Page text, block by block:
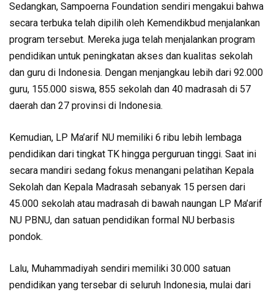
Sedangkan, Sampoerna Foundation sendiri mengakui bahwa
secara terbuka telah dipilih oleh Kemendikbud menjalankan
program tersebut. Mereka juga telah menjalankan program
pendidikan untuk peningkatan akses dan kualitas sekolah
dan guru di Indonesia. Dengan menjangkau lebih dari 92.000
guru, 155.000 siswa, 855 sekolah dan 40 madrasah di 57
daerah dan 27 provinsi di Indonesia.
Kemudian, LP Ma’arif NU memiliki 6 ribu lebih lembaga
pendidikan dari tingkat TK hingga perguruan tinggi. Saat ini
secara mandiri sedang fokus menangani pelatihan Kepala
Sekolah dan Kepala Madrasah sebanyak 15 persen dari
45.000 sekolah atau madrasah di bawah naungan LP Ma’arif
NU PBNU, dan satuan pendidikan formal NU berbasis
pondok.
Lalu, Muhammadiyah sendiri memiliki 30.000 satuan
pendidikan yang tersebar di seluruh Indonesia, mulai dari